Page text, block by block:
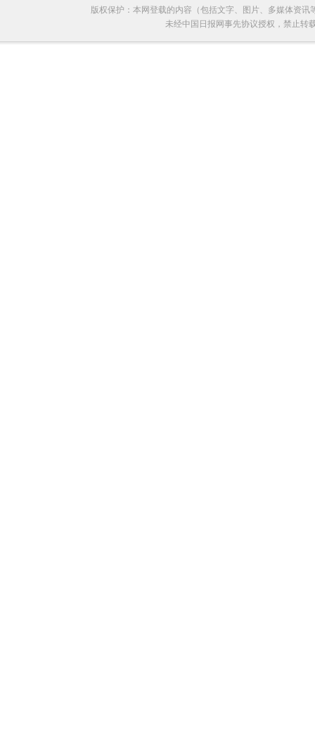
版权保护：本网登载的内容（包括文字、图片、多媒体资
未经中国日报网事先协议授权，禁止转